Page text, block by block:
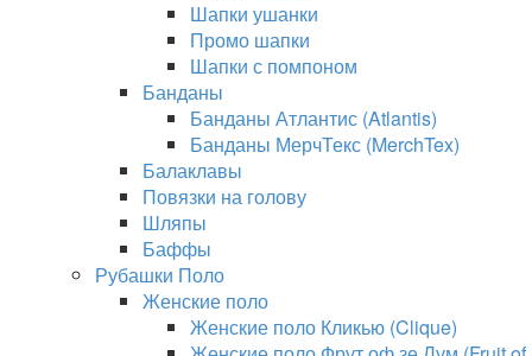
Шапки ушанки
Промо шапки
Шапки с помпоном
Банданы
Банданы Атлантис (Atlantis)
Банданы МерчТекс (MerchTex)
Балаклавы
Повязки на голову
Шляпы
Баффы
Рубашки Поло
Женские поло
Женские поло Кликью (Clique)